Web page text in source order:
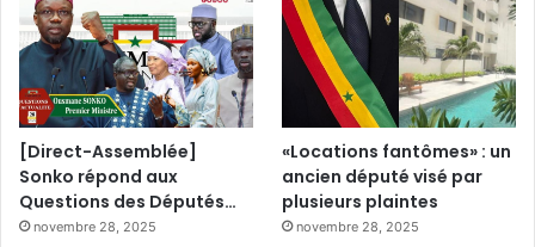
[Direct-Assemblée]
Sonko répond aux
Questions des Députés…
novembre 28, 2025
«Locations fantômes» : un
ancien député visé par
plusieurs plaintes
novembre 28, 2025